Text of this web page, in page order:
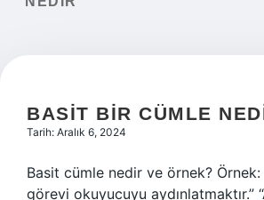
BASIT BIR CÜMLE
Tarih: Aralık 6, 2024
Basit cümle nedir ve örnek? Örnek:
görevi okuyucuyu aydınlatmaktır.”